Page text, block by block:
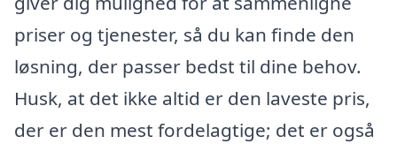
priser og tjenester, så du kan finde den
løsning, der passer bedst til dine behov.
Husk, at det ikke altid er den laveste pris,
der er den mest fordelagtige; det er også